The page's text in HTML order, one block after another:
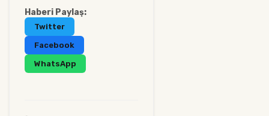
Haberi Paylaş:
Twitter
Facebook
WhatsApp